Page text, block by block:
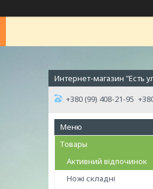
Интернет-магазин "Есть
+380 (99) 408-21-95
Товары
Активний відпочинок
Ножі складні